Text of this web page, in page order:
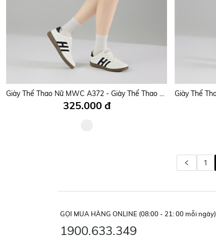
Giày Thể Thao Nữ MWC A372 - Giày Thể Thao Nữ Họa Tiết Chữ Nổi, Hoa Văn Tinh Tế Đi Học, Đi Chơi, Dạo Phố Trẻ Trung, Năng Động.
325.000 đ
1
GỌI MUA HÀNG ONLINE (08:00 - 21: 00 mỗi ngày)
1900.633.349